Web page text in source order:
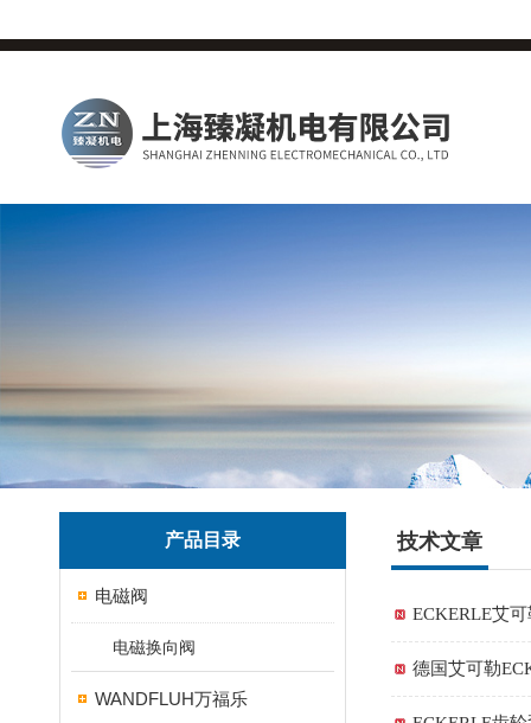
产品目录
电磁阀
电磁换向阀
WANDFLUH万福乐
技术文章
ECKERLE艾
德国艾可勒